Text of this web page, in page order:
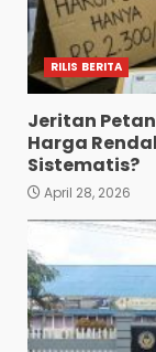
RILIS BERITA
Jeritan
Harga
Sistematis?
April 28, 2026